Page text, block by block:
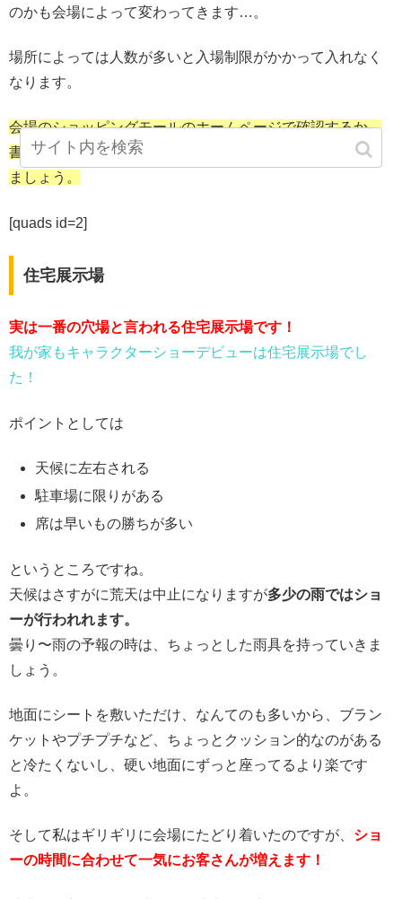
のかも会場によって変わってきます…。
場所によっては人数が多いと入場制限がかかって入れなく
なります。
会場のショッピングモールのホームページで確認するか、
書いていなければ直接インフォメーションなどに聞いてみ
ましょう。
[quads id=2]
住宅展示場
実は一番の穴場と言われる住宅展示場です！
我が家もキャラクターショーデビューは住宅展示場でし
た！
ポイントとしては
天候に左右される
駐車場に限りがある
席は早いもの勝ちが多い
というところですね。
天候はさすがに荒天は中止になりますが多少の雨ではショ
ーが行われれます。
曇り〜雨の予報の時は、ちょっとした雨具を持っていきま
しょう。
地面にシートを敷いただけ、なんてのも多いから、ブラン
ケットやプチプチなど、ちょっとクッション的なのがある
と冷たくないし、硬い地面にずっと座ってるより楽です
よ。
そして私はギリギリに会場にたどり着いたのですが、 ショ
ーの時間に合わせて一気にお客さんが増えます！